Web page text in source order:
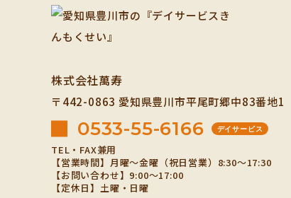
株式会社萬寿
〒442-0863 愛知県豊川市平尾町郷中83番地1
0533-55-6166 デイサービス
TEL・FAX兼用
【営業時間】月曜～金曜（祝日営業）8:30～17:30
【お問い合わせ】9:00～17:00
【定休日】土曜・日曜